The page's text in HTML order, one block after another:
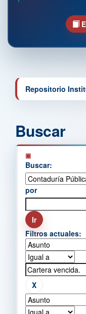
Repositorio
Buscar
Buscar:
por
Filtros actuales: